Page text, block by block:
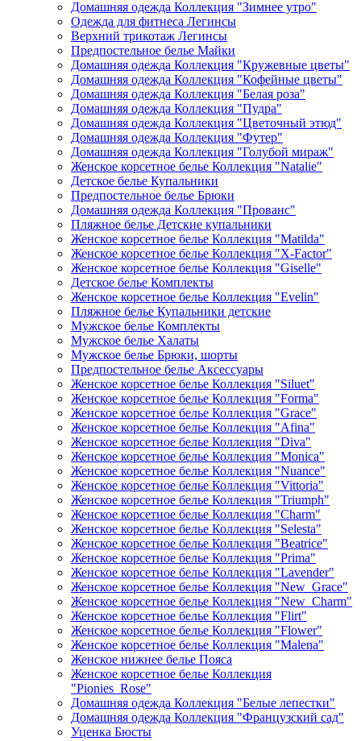
Домашняя одежда Коллекция "Зимнее утро"
Одежда для фитнеса Легинсы
Верхний трикотаж Легинсы
Предпостельное белье Майки
Домашняя одежда Коллекция "Кружевные цветы"
Домашняя одежда Коллекция "Кофейные цветы"
Домашняя одежда Коллекция "Белая роза"
Домашняя одежда Коллекция "Пудра"
Домашняя одежда Коллекция "Цветочный этюд"
Домашняя одежда Коллекция "Футер"
Домашняя одежда Коллекция "Голубой мираж"
Женское корсетное белье Коллекция "Natalie"
Детское белье Купальники
Предпостельное белье Брюки
Домашняя одежда Коллекция "Прованс"
Пляжное белье Детские купальники
Женское корсетное белье Коллекция "Matilda"
Женское корсетное белье Коллекция "X-Factor"
Женское корсетное белье Коллекция "Giselle"
Детское белье Комплекты
Женское корсетное белье Коллекция "Evelin"
Пляжное белье Купальники детские
Мужское белье Комплекты
Мужское белье Халаты
Мужское белье Брюки, шорты
Предпостельное белье Аксессуары
Женское корсетное белье Коллекция "Siluet"
Женское корсетное белье Коллекция "Forma"
Женское корсетное белье Коллекция "Grace"
Женское корсетное белье Коллекция "Afina"
Женское корсетное белье Коллекция "Diva"
Женское корсетное белье Коллекция "Monica"
Женское корсетное белье Коллекция "Nuance"
Женское корсетное белье Коллекция "Vittoria"
Женское корсетное белье Коллекция "Triumph"
Женское корсетное белье Коллекция "Charm"
Женское корсетное белье Коллекция "Selesta"
Женское корсетное белье Коллекция "Beatrice"
Женское корсетное белье Коллекция "Prima"
Женское корсетное белье Коллекция "Lavender"
Женское корсетное белье Коллекция "New_Grace"
Женское корсетное белье Коллекция "New_Charm"
Женское корсетное белье Коллекция "Flirt"
Женское корсетное белье Коллекция "Flower"
Женское корсетное белье Коллекция "Malena"
Женское нижнее белье Пояса
Женское корсетное белье Коллекция
"Pionies_Rose"
Домашняя одежда Коллекция "Белые лепестки"
Домашняя одежда Коллекция "Французский сад"
Уценка Бюсты